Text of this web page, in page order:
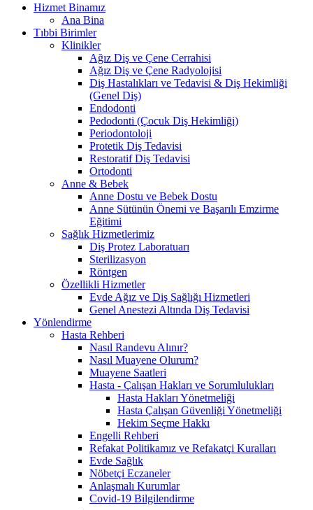
Hizmet Binamız
Ana Bina
Tıbbi Birimler
Klinikler
Ağız Diş ve Çene Cerrahisi
Ağız Diş ve Çene Radyolojisi
Diş Hastalıkları ve Tedavisi & Diş Hekimliği
(Genel Diş)
Endodonti
Pedodonti (Çocuk Diş Hekimliği)
Periodontoloji
Protetik Diş Tedavisi
Restoratif Diş Tedavisi
Ortodonti
Anne & Bebek
Anne Dostu ve Bebek Dostu
Anne Sütünün Önemi ve Başarılı Emzirme
Eğitimi
Sağlık Hizmetlerimiz
Diş Protez Laboratuarı
Sterilizasyon
Röntgen
Özellikli Hizmetler
Evde Ağız ve Diş Sağlığı Hizmetleri
Genel Anestezi Altında Diş Tedavisi
Yönlendirme
Hasta Rehberi
Nasıl Randevu Alınır?
Nasıl Muayene Olurum?
Muayene Saatleri
Hasta - Çalışan Hakları ve Sorumlulukları
Hasta Hakları Yönetmeliği
Hasta Çalışan Güvenliği Yönetmeliği
Hekim Seçme Hakkı
Engelli Rehberi
Refakat Politikamız ve Refakatçi Kuralları
Evde Sağlık
Nöbetçi Eczaneler
Anlaşmalı Kurumlar
Covid-19 Bilgilendirme